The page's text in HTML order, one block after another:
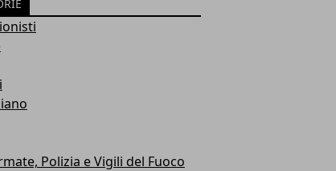
Polizia e Vigili del Fuoco